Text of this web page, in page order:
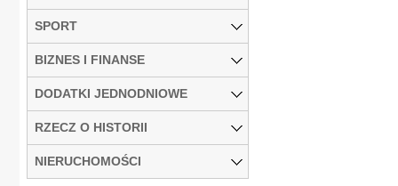
SPORT
BIZNES I FINANSE
DODATKI JEDNODNIOWE
RZECZ O HISTORII
NIERUCHOMOŚCI